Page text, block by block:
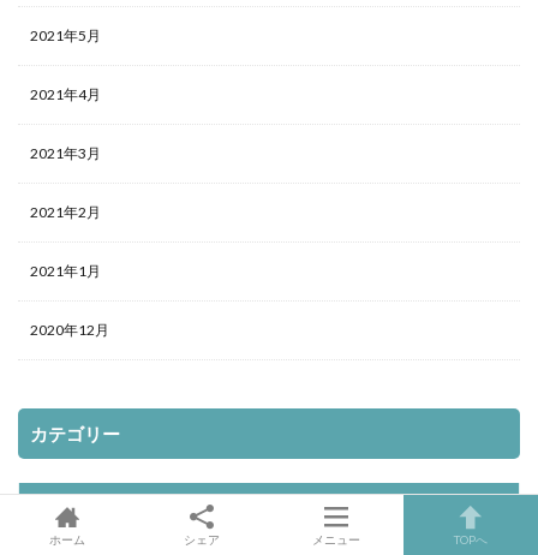
2021年5月
2021年4月
2021年3月
2021年2月
2021年1月
2020年12月
カテゴリー
100万円運用
ホーム シェア メニュー TOPへ